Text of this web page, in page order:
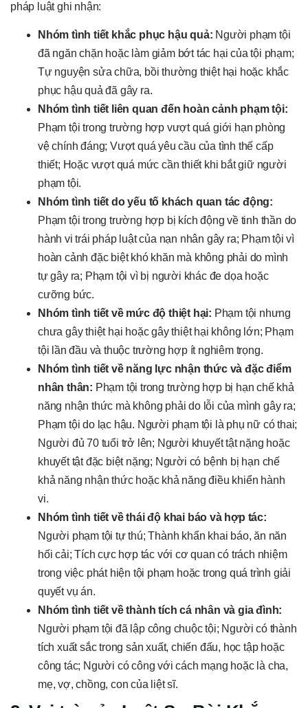
pháp luật ghi nhận:
Nhóm tình tiết khắc phục hậu quả: Người phạm tội
đã ngăn chặn hoặc làm giảm bớt tác hại của tội phạm;
Tự nguyện sửa chữa, bồi thường thiệt hại hoặc khắc
phục hậu quả đã gây ra.
Nhóm tình tiết liên quan đến hoàn cảnh phạm tội:
Phạm tội trong trường hợp vượt quá giới hạn phòng
vệ chính đáng; Vượt quá yêu cầu của tình thế cấp
thiết; Hoặc vượt quá mức cần thiết khi bắt giữ người
phạm tội.
Nhóm tình tiết do yếu tố khách quan tác động:
Phạm tội trong trường hợp bị kích động về tinh thần do
hành vi trái pháp luật của nạn nhân gây ra; Phạm tội vì
hoàn cảnh đặc biệt khó khăn mà không phải do mình
tự gây ra; Phạm tội vì bị người khác đe dọa hoặc
cưỡng bức.
Nhóm tình tiết về mức độ thiệt hại: Phạm tội nhưng
chưa gây thiệt hại hoặc gây thiệt hại không lớn; Phạm
tội lần đầu và thuộc trường hợp ít nghiêm trọng.
Nhóm tình tiết về năng lực nhận thức và đặc điểm
nhân thân: Phạm tội trong trường hợp bị hạn chế khả
năng nhận thức mà không phải do lỗi của mình gây ra;
Phạm tội do lạc hậu. Người phạm tội là phụ nữ có thai;
Người đủ 70 tuổi trở lên; Người khuyết tật nặng hoặc
khuyết tật đặc biệt nặng; Người có bệnh bị hạn chế
khả năng nhận thức hoặc khả năng điều khiển hành
vi.
Nhóm tình tiết về thái độ khai báo và hợp tác:
Người phạm tội tự thú; Thành khẩn khai báo, ăn năn
hối cải; Tích cực hợp tác với cơ quan có trách nhiệm
trong việc phát hiện tội phạm hoặc trong quá trình giải
quyết vụ án.
Nhóm tình tiết về thành tích cá nhân và gia đình:
Người phạm tội đã lập công chuộc tội; Người có thành
tích xuất sắc trong sản xuất, chiến đấu, học tập hoặc
công tác; Người có công với cách mạng hoặc là cha,
mẹ, vợ, chồng, con của liệt sĩ.